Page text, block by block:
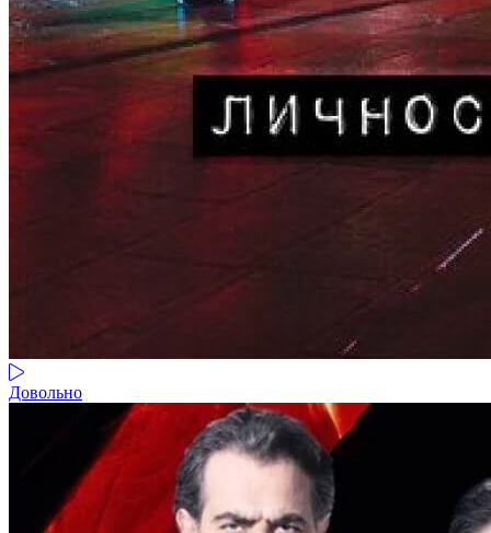
Довольно